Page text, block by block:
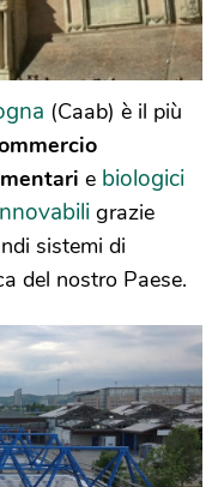
(Caab) è il più
e biologici
grazie
sistemi di
del nostro Paese.